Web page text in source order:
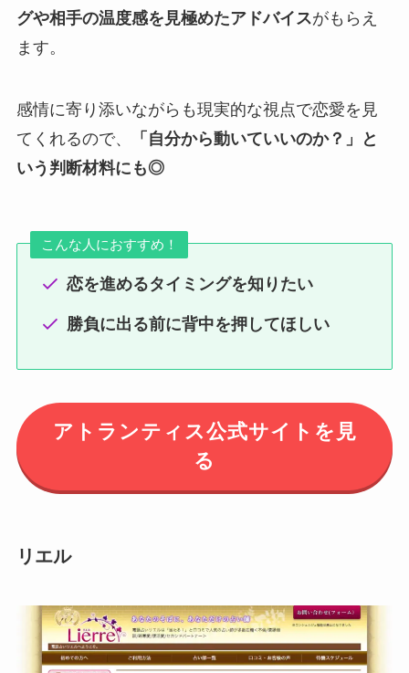
グや相手の温度感を見極めたアドバイスがもらえ
ます。
感情に寄り添いながらも現実的な視点で恋愛を見
てくれるので、
「自分から動いていいのか？」と
いう判断材料にも◎
こんな人におすすめ！
恋を進めるタイミングを知りたい
勝負に出る前に背中を押してほしい
アトランティス公式サイトを見
る
リエル